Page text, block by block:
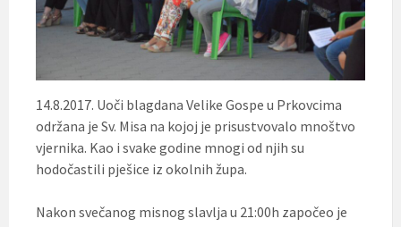
14.8.2017. Uoči blagdana Velike Gospe u Prkovcima
održana je Sv. Misa na kojoj je prisustvovalo mnoštvo
vjernika. Kao i svake godine mnogi od njih su
hodočastili pješice iz okolnih župa.
Nakon svečanog misnog slavlja u 21:00h započeo je